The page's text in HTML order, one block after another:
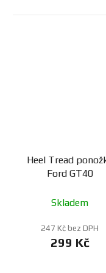
Heel Tread
Ford GT40
Skladem
247 Kč bez DPH
299 Kč